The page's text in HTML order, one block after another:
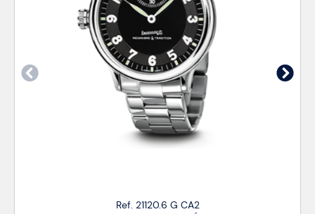
Ref. 21120.6 G CP